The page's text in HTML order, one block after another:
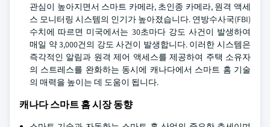
관심이 높아지면서 스마트 카메라, 초인종 카메라, 원격 액세
스 모니터링 시스템의 인기가 높아졌습니다. 연방수사국(FBI)
수치에 따르면 미국에서는 30초마다 강도 사건이 발생하여
매일 약 3,000건의 강도 사건이 발생합니다. 이러한 시스템은
즉각적인 알림과 원격 제어 액세스를 제공하여 주택 소유자
의 스트레스를 완화하는 동시에 캐나다에서 스마트 홈 기술
의 매력을 높이는 데 도움이 됩니다.
캐나다 스마트 홈 시장 동향